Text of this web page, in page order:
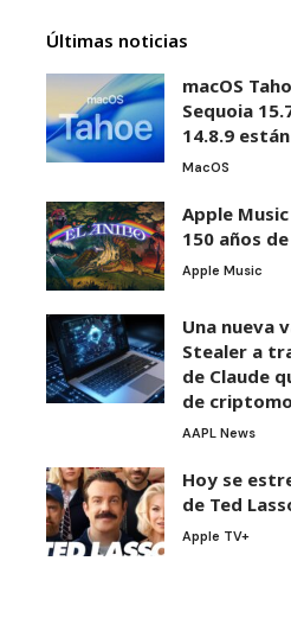
Últimas noticias
macOS
Sequoia
14.8.9
MacOS
Apple
150 años
Apple Music
Una nueva
Stealer a
de Claude
de
AAPL News
Hoy se
de Ted
Apple TV+